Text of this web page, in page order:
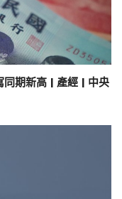
期新高 | 產經 | 中央